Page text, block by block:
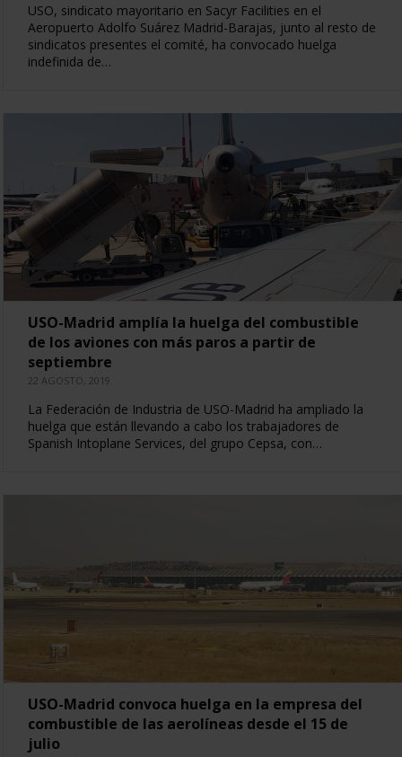
USO, sindicato mayoritario en Sacyr Facilities en el
Aeropuerto Adolfo Suárez Madrid-Barajas, junto al resto de
sindicatos presentes el comité, ha convocado huelga
indefinida de…
USO-Madrid amplía la huelga del combustible
de los aviones con más paros a partir de
septiembre
22 AGOSTO, 2019
La Federación de Industria de USO-Madrid ha ampliado la
huelga que están llevando a cabo los trabajadores de
Spanish Intoplane Services, del grupo Cepsa, con…
USO-Madrid convoca huelga en la empresa del
combustible de las aerolíneas desde el 15 de
julio